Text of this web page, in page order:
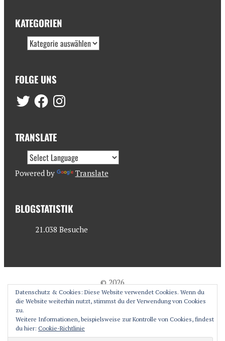
KATEGORIEN
FOLGE UNS
TRANSLATE
Powered by Translate
BLOGSTATISTIK
21.038 Besuche
© 2026
antjesoasis.com
Datenschutz & Cookies: Diese Website verwendet Cookies. Wenn du
die Website weiterhin nutzt, stimmst du der Verwendung von Cookies
zu.
Weitere Informationen, beispielsweise zur Kontrolle von Cookies, findest
du hier: Cookie-Richtlinie